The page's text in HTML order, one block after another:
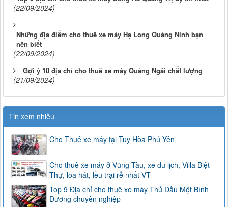
(22/09/2024)
Những địa điểm cho thuê xe máy Hạ Long Quảng Ninh bạn
nên biết
(22/09/2024)
Gợi ý 10 địa chỉ cho thuê xe máy Quảng Ngãi chất lượng
(21/09/2024)
Tin xem nhiều
Cho Thuê xe máy tại Tuy Hòa Phú Yên
Cho thuê xe máy ở Vũng Tàu, xe du lịch, Villa Biệt
Thự, loa hát, lều trại rẻ nhất VT
Top 9 Địa chỉ cho thuê xe máy Thủ Dầu Một Bình
Dương chuyên nghiệp